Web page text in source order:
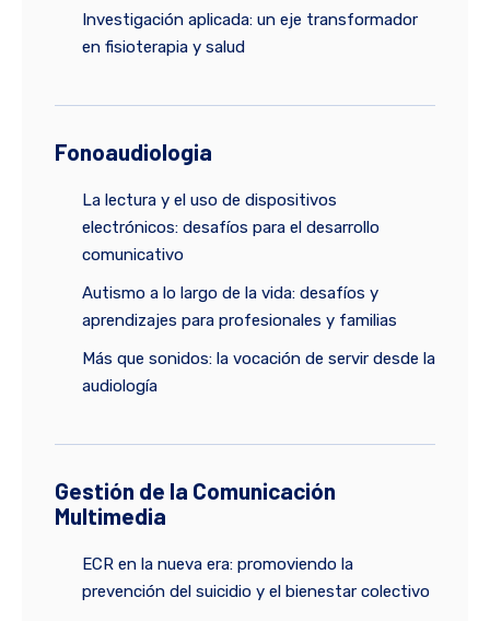
Investigación aplicada: un eje transformador
en fisioterapia y salud
Fonoaudiologia
La lectura y el uso de dispositivos
electrónicos: desafíos para el desarrollo
comunicativo
Autismo a lo largo de la vida: desafíos y
aprendizajes para profesionales y familias
Más que sonidos: la vocación de servir desde la
audiología
Gestión de la Comunicación
Multimedia
ECR en la nueva era: promoviendo la
prevención del suicidio y el bienestar colectivo